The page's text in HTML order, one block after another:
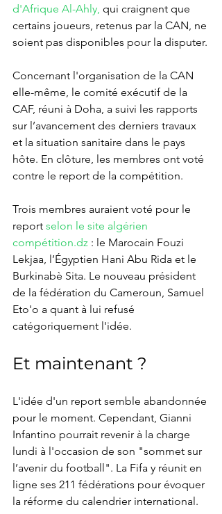
d'Afrique Al-Ahly, qui craignent que
certains joueurs, retenus par la CAN, ne
soient pas disponibles pour la disputer.
Concernant l'organisation de la CAN
elle-même, le comité exécutif de la
CAF, réuni à Doha, a suivi les rapports
sur l’avancement des derniers travaux
et la situation sanitaire dans le pays
hôte. En clôture, les membres ont voté
contre le report de la compétition.
Trois membres auraient voté pour le
report selon le site algérien
compétition.dz : le Marocain Fouzi
Lekjaa, l’Égyptien Hani Abu Rida et le
Burkinabè Sita. Le nouveau président
de la fédération du Cameroun, Samuel
Eto'o a quant à lui refusé
catégoriquement l'idée.
Et maintenant ?
L'idée d'un report semble abandonnée
pour le moment. Cependant, Gianni
Infantino pourrait revenir à la charge
lundi à l'occasion de son "sommet sur
l’avenir du football". La Fifa y réunit en
ligne ses 211 fédérations pour évoquer
la réforme du calendrier international.